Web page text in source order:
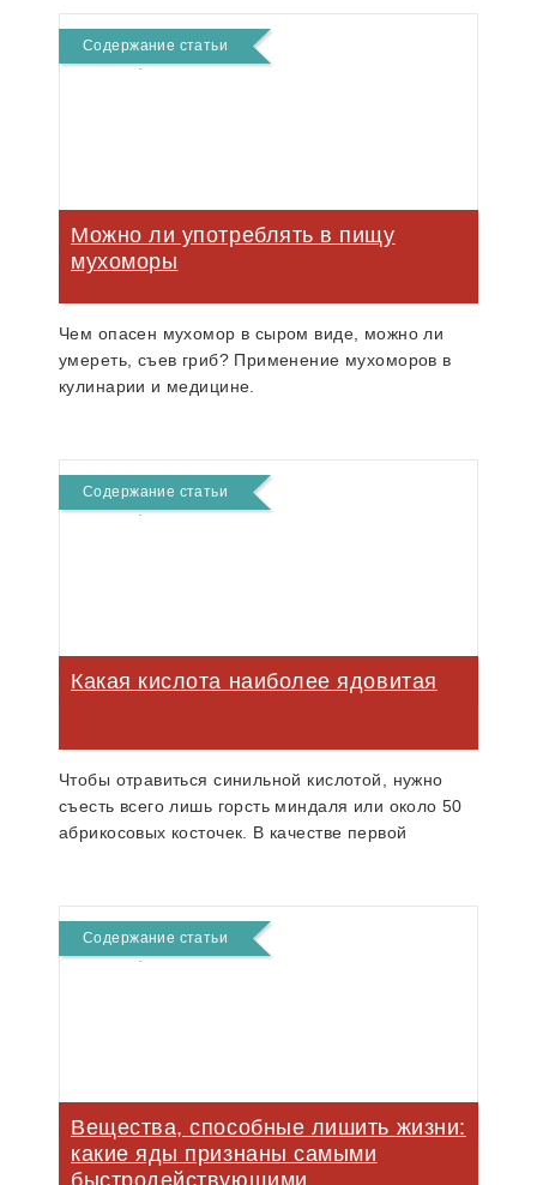
Содержание статьи
Можно ли употреблять в пищу
мухоморы
Чем опасен мухомор в сыром виде, можно ли
умереть, съев гриб? Применение мухоморов в
кулинарии и медицине.
Содержание статьи
Какая кислота наиболее ядовитая
Чтобы отравиться синильной кислотой, нужно
съeсть всего лишь горсть миндаля или около 50
абрикосовых косточек. В качестве первой
Содержание статьи
Вещества, способные лишить жизни:
какие яды признаны самыми
быстродействующими